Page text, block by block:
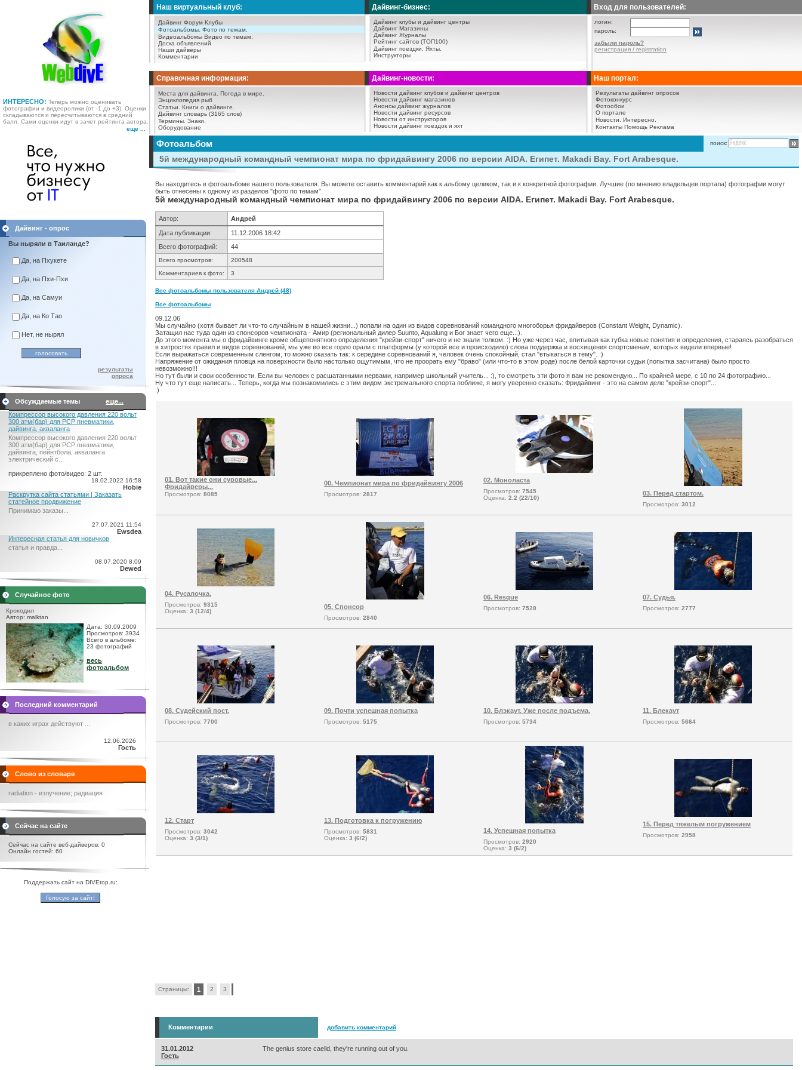
ИНТЕРЕСНО: Теперь можно оценивать
фотографии и видеоролики (от -1 до +3). Оценки
складываются и пересчитываются в средний
балл. Сами оценки идут в зачет рейтинга автора.
еще ...
Наш виртуальный клуб:
Дайвинг Форум Клубы
Фотоальбомы. Фото по темам.
Видеоальбомы Видео по темам.
Доска объявлений
Наши дайверы
Комментарии
Дайвинг-бизнес:
Дайвинг клубы и дайвинг центры
Дайвинг Магазины
Дайвинг Журналы
Рейтинг сайтов (ТОП100)
Дайвинг поездки.
Яхты.
Инструкторы
Вход для пользователей:
логин:
пароль:
забыли пароль?
регистрация / registration
Справочная информация:
Места для дайвинга.
Погода в мире.
Энциклопедия рыб
Статьи.
Книги о дайвинге.
Дайвинг словарь (3165 слов)
Термины. Знаки.
Оборудование
Дайвинг-новости:
Новости дайвинг клубов и дайвинг центров
Новости дайвинг магазинов
Анонсы дайвинг журналов
Новости дайвинг ресурсов
Новости от инструкторов
Новости дайвинг поездок и яхт
Наш портал:
Результаты дайвинг опросов
Фотоконкурс
Фотообои
О портале
Новости.
Интересно.
Контакты Помощь Реклама
Дайвинг - опрос
Вы ныряли в Таиланде?
Да, на Пхукете
Да, на Пхи-Пхи
Да, на Самуи
Да, на Ко Тао
Нет, не нырял
результаты
опроса
Обсуждаемые темы
еще...
Компрессор высокого давления 220 вольт
300 атм(бар) для PCP пневматики,
дайвинга, акваланга
Компрессор высокого давления 220 вольт
300 атм(бар) для PCP пневматики,
дайвинга, пейнтбола, акваланга
электрический c...
прикреплено фото/видео: 2 шт.
18.02.2022 16:58
Hobie
Раскрутка сайта статьями | Заказать
статейное продвижение
Принимаю заказы...
27.07.2021 11:54
Ewsdea
Интересная статья для новичков
статья и правда...
08.07.2020 8:09
Dewed
Случайное фото
Крокодил
Автор: malktan
Дата: 30.09.2009
Просмотров: 3934
Всего в альбоме:
23 фотографий
весь
фотоальбом
Последний комментарий
в каких играх действуют ...
12.06.2026
Гость
Слово из словаря
radiation - излучение; радиация
Сейчас на сайте
Сейчас на сайте веб-дайверов: 0
Онлайн гостей: 60
Поддержать сайт на DIVEtop.ru:
Фотоальбом поиск:
5й международный командный чемпионат мира по фридайвингу 2006 по версии AIDA. Египет. Makadi Bay. Fort Arabesque.
Вы находитесь в фотоальбоме нашего пользователя. Вы можете оставить комментарий как к альбому целиком, так и к конкретной фотографии. Лучшие (по мнению владельцев портала) фотографии могут
быть отнесены к одному из разделов "фото по темам".
5й международный командный чемпионат мира по фридайвингу 2006 по версии AIDA. Египет. Makadi Bay. Fort Arabesque.
Автор:
Андрей
Дата публикации:
11.12.2006 18:42
Всего фотографий:
44
Всего просмотров:
200548
Комментариев к фото:
3
Все фотоальбомы пользователя Андрей (48)
Все фотоальбомы
09.12.06
Мы случайно (хотя бывает ли что-то случайным в нашей жизни...) попали на один из видов соревнований командного многоборья фридайверов (Constant Weight, Dynamic).
Затащил нас туда один из спонсоров чемпионата - Амир (региональный дилер Suunto, Aqualung и Бог знает чего еще...).
До этого момента мы о фридайвинге кроме общепонятного определения "крейзи-спорт" ничего и не знали толком. :) Но уже через час, впитывая как губка новые понятия и определения, стараясь разобраться
в хитростях правил и видов соревнований, мы уже во все горло орали с платформы (у которой все и происходило) слова поддержка и восхищения спортсменам, которых видели впервые!
Если выражаться современным сленгом, то можно сказать так: к середине соревнований я, человек очень спокойный, стал "втыкаться в тему". :)
Напряжение от ожидания пловца на поверхности было настолько ощутимым, что не проорать ему "браво" (или что-то в этом роде) после белой карточки судьи (попытка засчитана) было просто
невозможно!!!
Но тут были и свои особенности. Если вы человек с расшатанными нервами, например школьный учитель... :), то смотреть эти фото я вам не рекомендую... По крайней мере, с 10 по 24 фотографию...
Ну что тут еще написать... Теперь, когда мы познакомились с этим видом экстремального спорта поближе, я могу уверенно сказать: Фридайвинг - это на самом деле "крейзи-спорт"...
:)
01. Вот такие они суровые...
Фридайверы...
Просмотров: 8085
00. Чемпионат мира по фридайвингу 2006
Просмотров: 2817
02. Моноласта
Просмотров: 7545
Оценка: 2.2 (22/10)
03. Перед стартом.
Просмотров: 3012
04. Русалочка.
Просмотров: 9315
Оценка: 3 (12/4)
05. Спонсор
Просмотров: 2840
06. Resque
Просмотров: 7528
07. Судья.
Просмотров: 2777
08. Судейский пост.
Просмотров: 7700
09. Почти успешная попытка
Просмотров: 5175
10. Блэкаут. Уже после подъема.
Просмотров: 5734
11. Блекаут
Просмотров: 5664
12. Старт
Просмотров: 3042
Оценка: 3 (3/1)
13. Подготовка к погружению
Просмотров: 5831
Оценка: 3 (6/2)
14. Успешная попытка
Просмотров: 2920
Оценка: 3 (6/2)
15. Перед тяжелым погружением
Просмотров: 2958
Страницы: 1 2 3
Комментарии добавить комментарий
31.01.2012
Гость
The genius store caelld, they're running out of you.